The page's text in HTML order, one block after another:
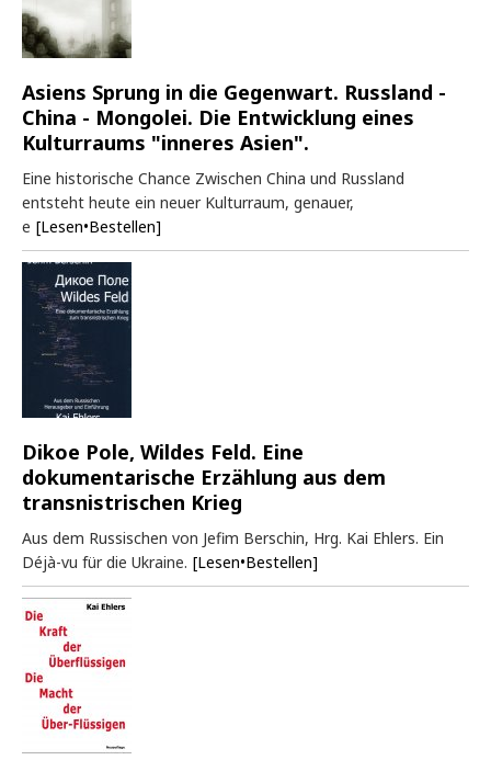
Asiens Sprung in die Gegenwart. Russland -
China - Mongolei. Die Entwicklung eines
Kulturraums "inneres Asien".
Eine historische Chance Zwischen China und Russland
entsteht heute ein neuer Kulturraum, genauer,
e [Lesen•Bestellen]
Dikoe Pole, Wildes Feld. Eine
dokumentarische Erzählung aus dem
transnistrischen Krieg
Aus dem Russischen von Jefim Berschin, Hrg. Kai Ehlers. Ein
Déjà-vu für die Ukraine. [Lesen•Bestellen]